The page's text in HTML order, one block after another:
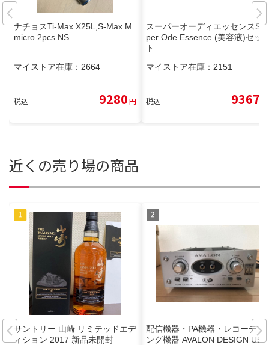
ナチョスTi-Max X25L,S-Max M
micro 2pcs NS
マイストア在庫： 2664
税込 9280円
スーパーオーディエッセンスSu
per Ode Essence (美容液)セッ
ト
マイストア在庫： 2151
税込 9367
近くの売り場の商品
サントリー 山崎 リミテッドエデ
ィション 2017 新品未開封
配信機器・PA機器・レコーディ
ング機器 AVALON DESIGN U5